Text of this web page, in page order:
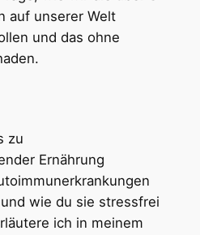
auf unserer Welt
und das ohne
zu
Ernährung
wie du sie stressfrei
ich in meinem